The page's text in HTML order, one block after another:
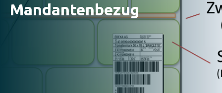
Mandantenbezug